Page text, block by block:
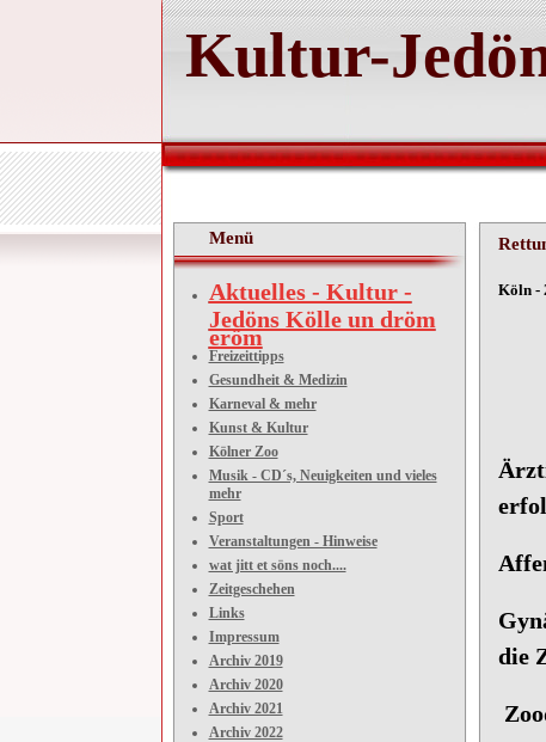
Kultur-
Menü
Aktuelles - Kultur -
Jedöns Kölle un dröm
eröm
Freizeittipps
Gesundheit & Medizin
Karneval & mehr
Kunst & Kultur
Kölner Zoo
Musik - CD´s, Neuigkeiten und vieles
mehr
Sport
Veranstaltungen - Hinweise
wat jitt et söns noch....
Zeitgeschehen
Links
Impressum
Archiv 2019
Archiv 2020
Archiv 2021
Archiv 2022
die